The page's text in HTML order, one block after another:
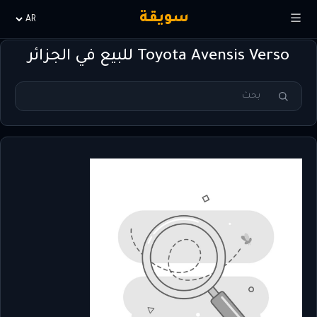
سويقة
la
langue
Toyota Avensis Verso للبيع في الجزائر